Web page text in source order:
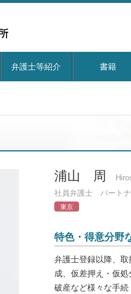
弁護士等紹介 書籍
浦山 周
社員弁護士 パート
東京
特色・得意分野
弁護士登録以降、
成、仮差押え・仮
破産など様々な手